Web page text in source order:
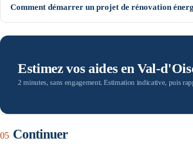
la prime CEE se déduisent du devis (avec un écrêtement
Comment démarrer un projet de rénovation
montant définitif n'est confirmé qu'après instruction du dossier.
Estimez vos aides en Val-
2 minutes, sans engagement. Estimation indicative, puis
05 Continuer